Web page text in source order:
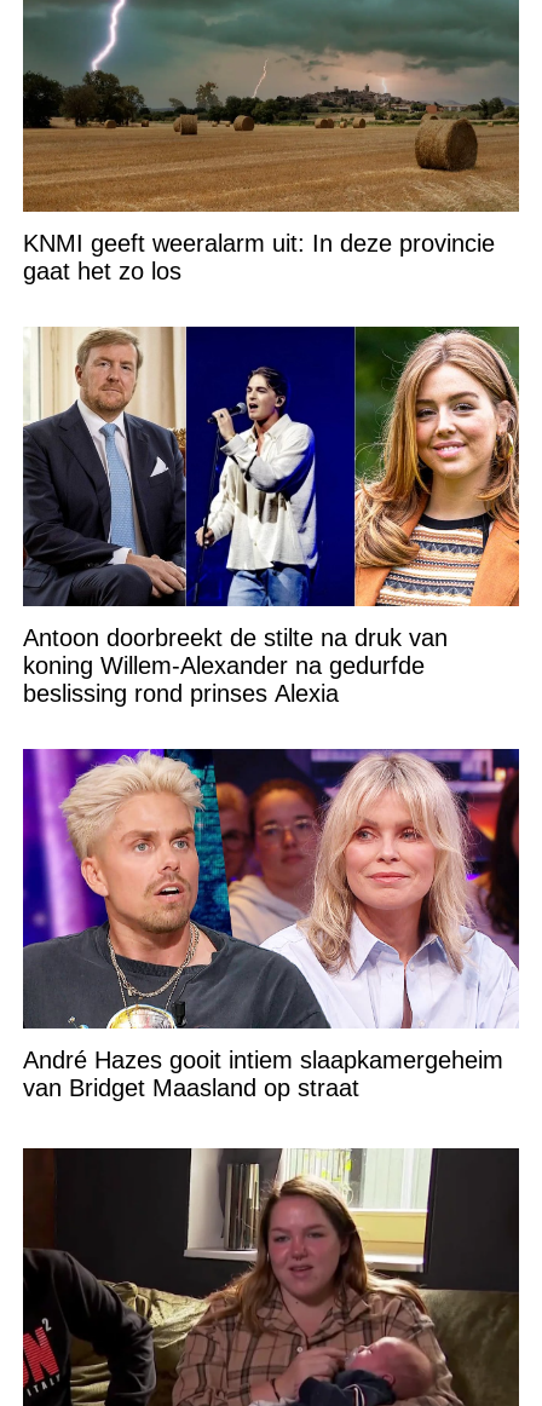
KNMI geeft weeralarm uit: In deze provincie
gaat het zo los
Antoon doorbreekt de stilte na druk van
koning Willem-Alexander na gedurfde
beslissing rond prinses Alexia
André Hazes gooit intiem slaapkamergeheim
van Bridget Maasland op straat